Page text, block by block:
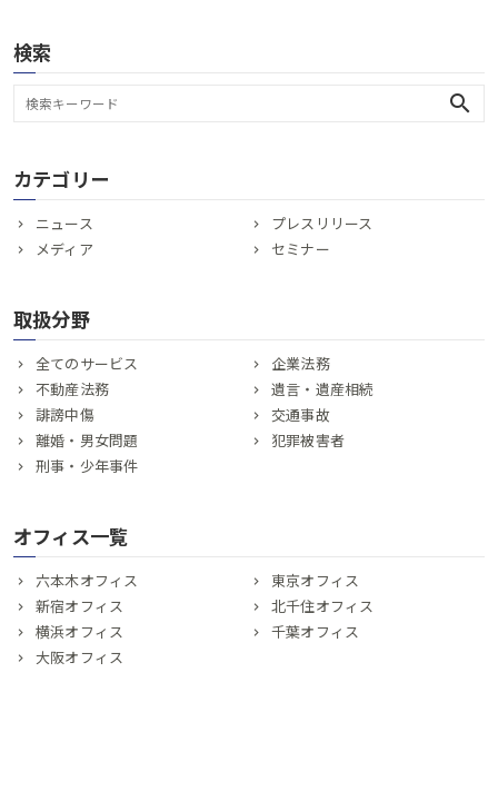
検索
search
カテゴリー
ニュース
プレスリリース
メディア
セミナー
取扱分野
全てのサービス
企業法務
不動産法務
遺言・遺産相続
誹謗中傷
交通事故
離婚・男女問題
犯罪被害者
刑事・少年事件
オフィス一覧
六本木オフィス
東京オフィス
新宿オフィス
北千住オフィス
横浜オフィス
千葉オフィス
大阪オフィス